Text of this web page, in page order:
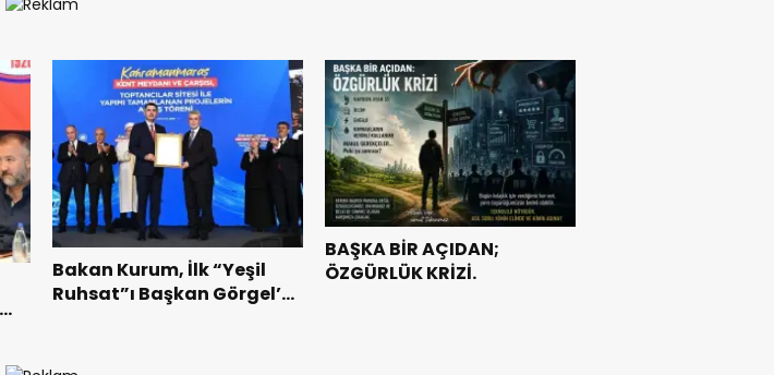
Bakan Kurum, İlk “Yeşil
Ruhsat”ı Başkan Görgel’e
BAŞKA BİR AÇIDAN;
ÖZGÜRLÜK KRİZİ.